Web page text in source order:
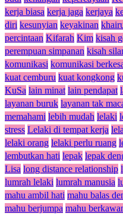
kerja biasa kerja jaga kerjaya
diri kesunyian keyakinan
percintaan Kifarah Kim kisah
perempuan simpanan kisah
komunikasi komunikasi
kuat cemburu kuat kongkong
KuSa lain minat lain pendapat
layanan buruk layanan tak
memahami lebih mudah lelaki
stress Lelaki di tempat kerja
lelaki orang lelaki perlu ruang
lembutkan hati lepak lepak
Lisa long distance relationship
lumrah lelaki lumrah manusia
mahu ambil hati mahu balas
mahu berjumpa mahu